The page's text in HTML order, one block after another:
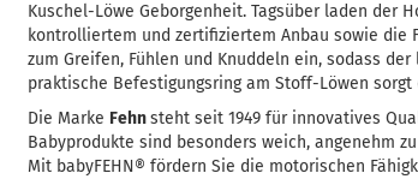
Kuschel-Löwe Geborgenheit. Tagsüber laden der
kontrolliertem und zertifiziertem Anbau sowie die
zum Greifen, Fühlen und Knuddeln ein, sodass
praktische Befestigungsring am Stoff-Löwen
Die Marke Fehnsteht seit 1949 für innovatives
Babyprodukte sind besonders weich, angenehm
Mit babyFEHN® fördern Sie die motorischen